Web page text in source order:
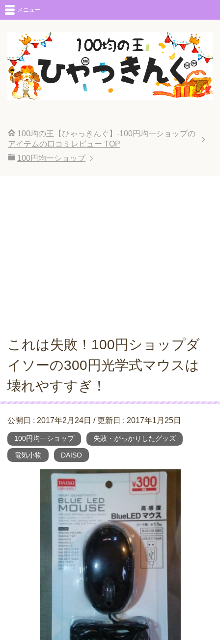
メニュー
100均の王【ひゃっきんぐ】-100円均一ショップの
アイテムの口コミレビュー TOP
100円均一ショップ
これは失敗！100円ショップダ
イソーの300円光学式マウスは
壊れやすすぎ！
公開日 : 2017年2月24日 / 更新日 : 2017年1月25日
100円均一ショップ 失敗・がっかりしたグッズ
電気小物 DAISO